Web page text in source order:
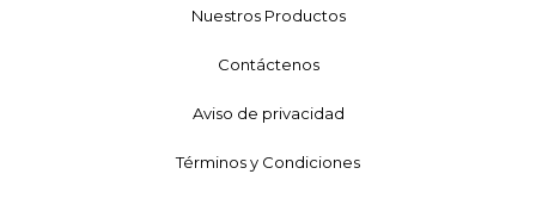
Nuestros Productos
Contáctenos
Aviso de privacidad
Términos y Condiciones